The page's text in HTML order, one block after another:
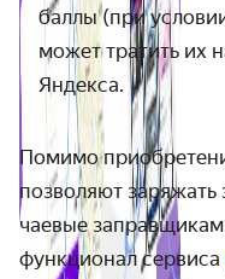
баллы (при
может тратить их
Яндекса.
Помимо
позволяют заряжать
чаевые
функционал сервиса